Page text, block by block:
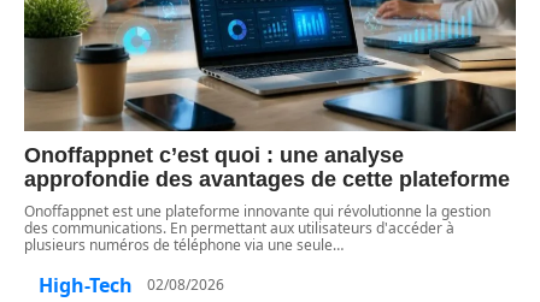
Onoffappnet c’est quoi : une analyse
approfondie des avantages de cette plateforme
Onoffappnet est une plateforme innovante qui révolutionne la gestion
des communications. En permettant aux utilisateurs d'accéder à
plusieurs numéros de téléphone via une seule…
High-Tech 02/08/2026